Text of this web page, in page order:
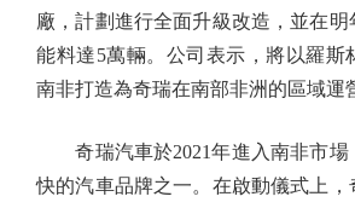
廠，計劃進行全面升級改造，並在明
能料達5萬輛。公司表示，將以羅斯
南非打造為奇瑞在南部非洲的區域運
奇瑞汽車於2021年進入南非市場
快的汽車品牌之一。在啟動儀式上